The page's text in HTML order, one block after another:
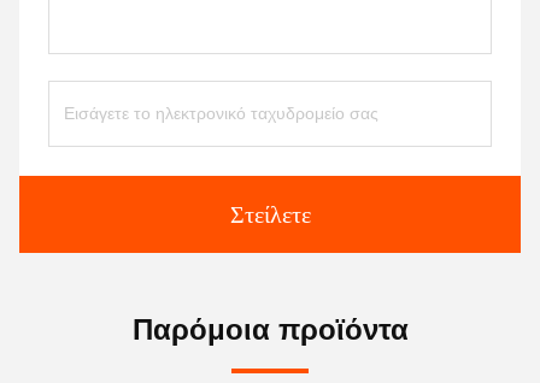
Στείλετε
Παρόμοια προϊόντα